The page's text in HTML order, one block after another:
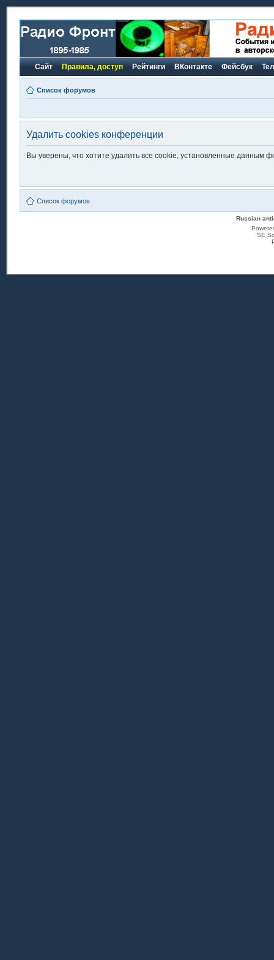
Сайт Правила, доступ Рейтинги ВКонтакте Фейсбук
Список форумов
Удалить cookies конференции
Вы уверены, что хотите удалить все cookie, установленные данным
Список форумов
Russian
SE